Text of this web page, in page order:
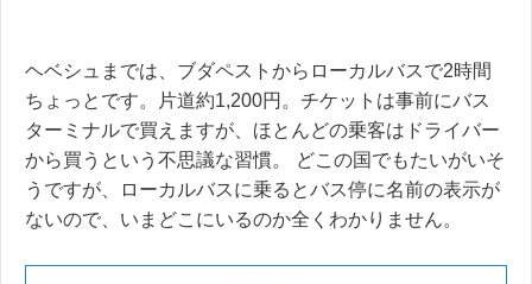
ヘベシュまでは、ブダペストからローカルバスで2時間
ちょっとです。片道約1,200円。チケットは事前にバス
ターミナルで買えますが、ほとんどの乗客はドライバー
から買うという不思議な習慣。 どこの国でもたいがいそ
うですが、ローカルバスに乗るとバス停に名前の表示が
ないので、いまどこにいるのか全くわかりません。